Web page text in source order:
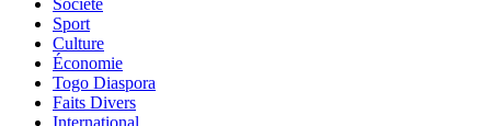
Sport
Culture
Économie
Togo Diaspora
Faits Divers
International